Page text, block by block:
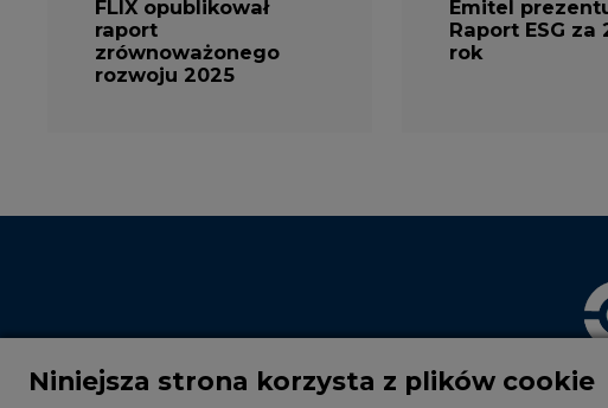
zrównoważonego
rozwoju 2025
rok
Niniejsza strona korzysta z plików cookie
Wykorzystujemy pliki cookie do spersonalizowania treści i